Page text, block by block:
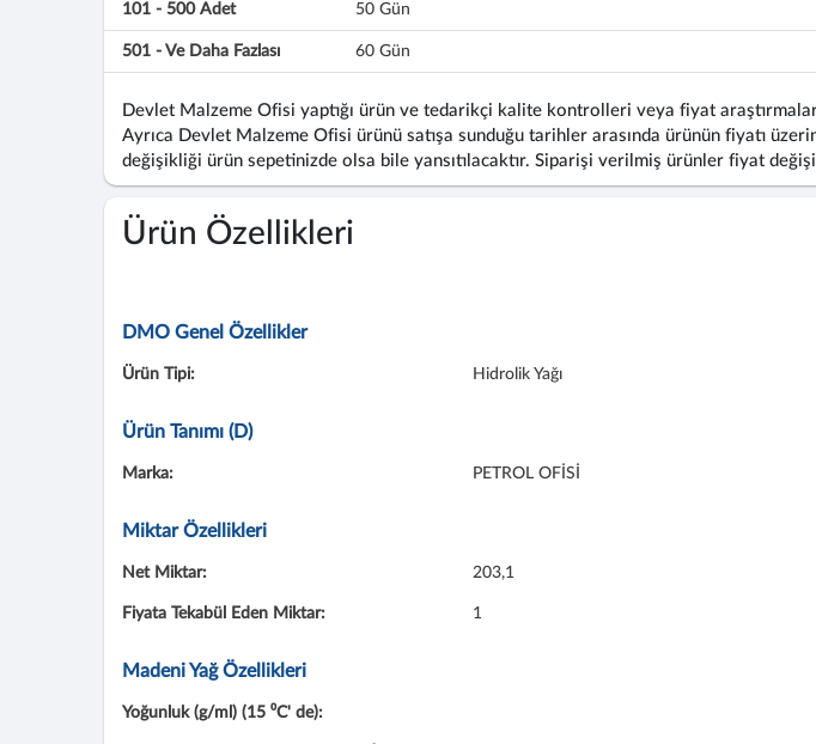
101 - 500 Adet 50 Gün
501 - Ve Daha Fazlası 60 Gün
Devlet Malzeme Ofisi yaptığı ürün ve tedarikçi kalite kontrolleri veya fiyat
Ayrıca Devlet Malzeme Ofisi ürünü satışa sunduğu tarihler arasında ürünün fiyatı
değişikliği ürün sepetinizde olsa bile yansıtılacaktır. Siparişi verilmiş ürünler fiyat
Ürün Özellikleri
DMO Genel Özellikler
Ürün Tipi: Hidrolik Yağı
Ürün Tanımı (D)
Marka: PETROL OFİSİ
Miktar Özellikleri
Net Miktar: 203,1
Fiyata Tekabül Eden Miktar: 1
Madeni Yağ Özellikleri
Yoğunluk (g/ml) (15 ⁰C' de):